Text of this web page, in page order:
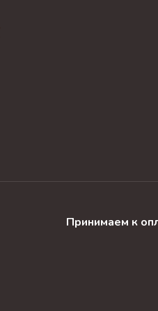
Принимаем к